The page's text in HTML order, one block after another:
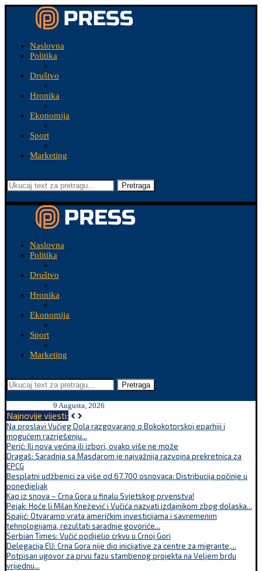
Naslovna
Politika
Društvo
Hronika
Ekonomija
Sport
Marketing
Pretraga
Naslovna
Politika
Društvo
Hronika
Ekonomija
Sport
Marketing
Pretraga
9 Augusta, 2026
Najnovije vijesti:
Na proslavi Vučjeg Dola razgovarano o Bokokotorskoj eparhiji i
mogućem razrješenju...
Perić: Ili nova većina ili izbori, ovako više ne može
Dragaš: Saradnja sa Masdarom je najvažnija razvojna prekretnica za
EPCG
Besplatni udžbenici za više od 67.700 osnovaca: Distribucija počinje u
ponedjeljak
Kao iz snova – Crna Gora u finalu Svjetskog prvenstva!
Pejak: Hoće li Milan Knežević i Vučića nazvati izdajnikom zbog dolaska...
Spajić: Otvaramo vrata američkim investicijama i savremenim
tehnologijama, rezultati saradnje govoriće...
Serbian Times: Vučić podijelio crkvu u Crnoj Gori
Delegacija EU: Crna Gora nije dio inicijative za centre za migrante,...
Potpisan ugovor za prvu fazu stambenog projekta na Veljem brdu
vrijednu...